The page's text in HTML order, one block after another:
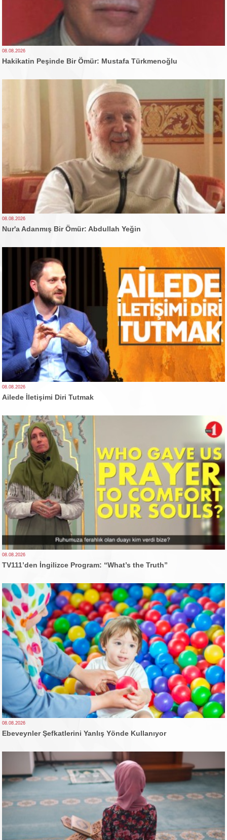
08.08.2026
Hakikatin Peşinde Bir Ömür: Mustafa Türkmenoğlu
08.08.2026
Nur'a Adanmış Bir Ömür: Abdullah Yeğin
08.08.2026
Ailede İletişimi Diri Tutmak
08.08.2026
TV111’den İngilizce Program: “What’s the Truth”
08.08.2026
Ebeveynler Şefkatlerini Yanlış Yönde Kullanıyor